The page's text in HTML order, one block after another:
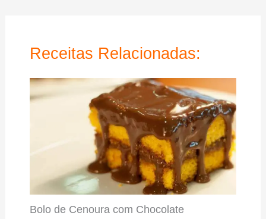
Receitas Relacionadas:
Bolo de Cenoura com Chocolate